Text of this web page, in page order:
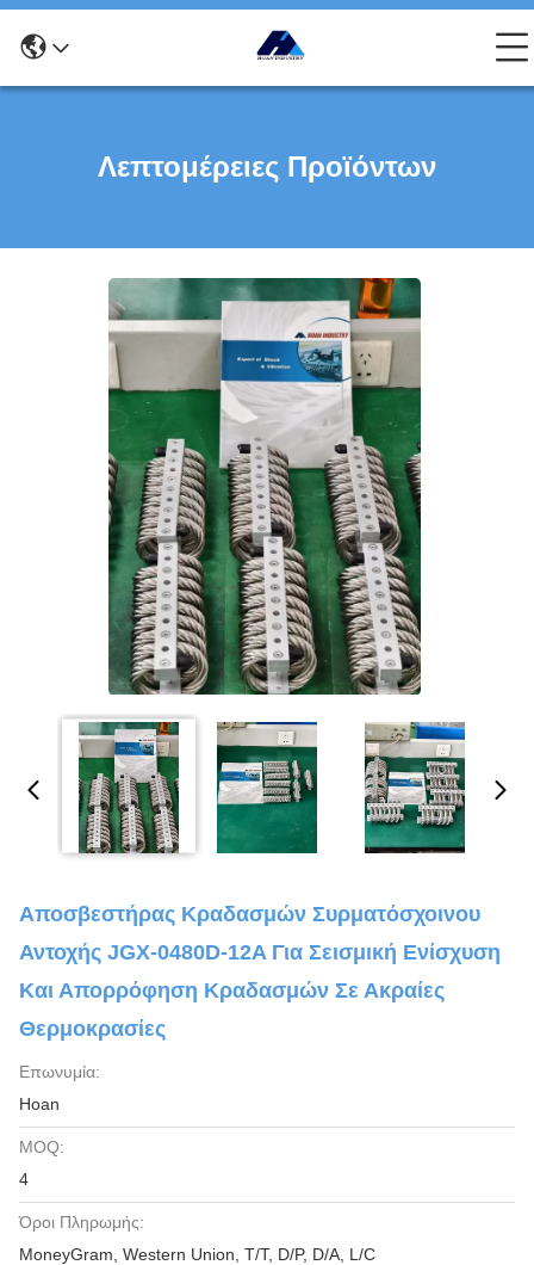
Λεπτομέρειες Προϊόντων
Αποσβεστήρας Κραδασμών Συρματόσχοινου
Αντοχής JGX-0480D-12A Για Σεισμική Ενίσχυση
Και Απορρόφηση Κραδασμών Σε Ακραίες
Θερμοκρασίες
Επωνυμία:
Hoan
MOQ:
4
Όροι Πληρωμής:
MoneyGram, Western Union, T/T, D/P, D/A, L/C